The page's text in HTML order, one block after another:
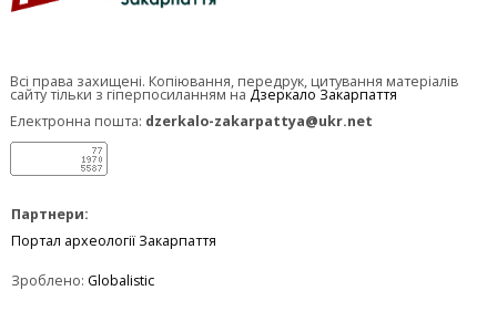
Всі права захищені. Копіювання, передрук, цитування матеріалів
сайту тільки з гіперпосиланням на Дзеркало Закарпаття
Електронна пошта: dzerkalo-zakarpattya@ukr.net
Партнери:
Портал археології Закарпаття
Зроблено: Globalistic